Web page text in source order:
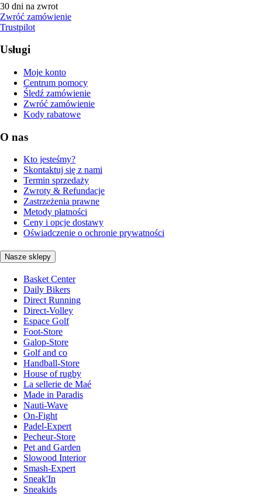
30 dni na zwrot
Zwróć zamówienie
Trustpilot
Usługi
Moje konto
Centrum pomocy
Śledź zamówienie
Zwróć zamówienie
Kody rabatowe
O nas
Kto jesteśmy?
Skontaktuj się z nami
Termin sprzedaży
Zwroty & Refundacje
Zastrzeżenia prawne
Metody płatności
Ceny i opcje dostawy
Oświadczenie o ochronie prywatności
Nasze sklepy
Basket Center
Daily Bikers
Direct Running
Direct-Volley
Espace Golf
Foot-Store
Galop-Store
Golf and co
Handball-Store
House of rugby
La sellerie de Maé
Made in Paradis
Nauti-Wave
On-Fight
Padel-Expert
Pecheur-Store
Pet and Garden
Slowood Interior
Smash-Expert
Sneak'In
Sneakids